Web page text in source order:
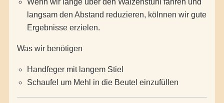
Wenn wir lange über den Walzenstuhl fahren und
langsam den Abstand reduzieren, kölnnen wir gute
Ergebnisse erzielen.
Was wir benötigen
Handfeger mit langem Stiel
Schaufel um Mehl in die Beutel einzufüllen